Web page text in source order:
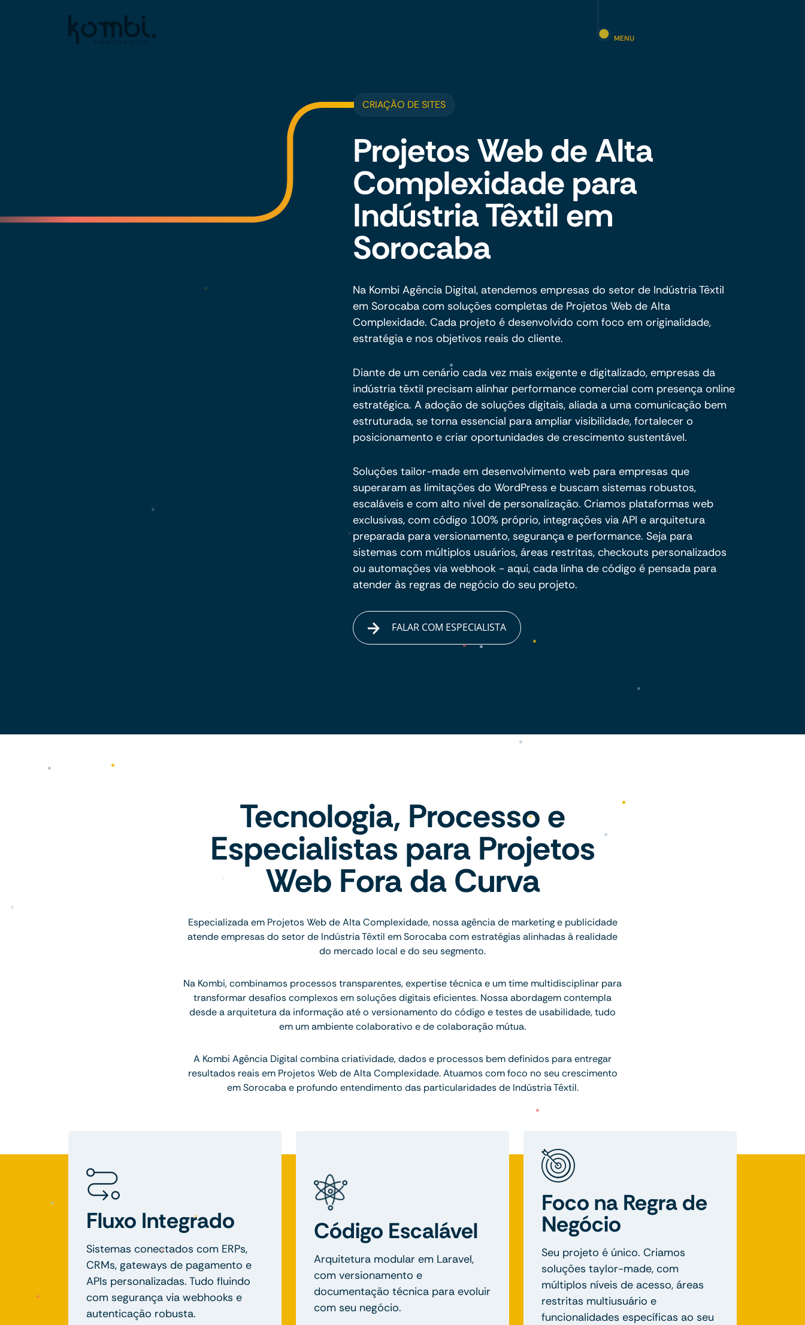
MENU
CRIAÇÃO DE SITES
Projetos Web de Alta
Complexidade para
Indústria Têxtil em
Sorocaba
Na Kombi Agência Digital, atendemos empresas do setor de Indústria Têxtil
em Sorocaba com soluções completas de Projetos Web de Alta
Complexidade. Cada projeto é desenvolvido com foco em originalidade,
estratégia e nos objetivos reais do cliente.
Diante de um cenário cada vez mais exigente e digitalizado, empresas da
indústria têxtil precisam alinhar performance comercial com presença online
estratégica. A adoção de soluções digitais, aliada a uma comunicação bem
estruturada, se torna essencial para ampliar visibilidade, fortalecer o
posicionamento e criar oportunidades de crescimento sustentável.
Soluções tailor-made em desenvolvimento web para empresas que
superaram as limitações do WordPress e buscam sistemas robustos,
escaláveis e com alto nível de personalização. Criamos plataformas web
exclusivas, com código 100% próprio, integrações via API e arquitetura
preparada para versionamento, segurança e performance. Seja para
sistemas com múltiplos usuários, áreas restritas, checkouts personalizados
ou automações via webhook - aqui, cada linha de código é pensada para
atender às regras de negócio do seu projeto.
FALAR COM ESPECIALISTA
Tecnologia, Processo e
Especialistas para Projetos
Web Fora da Curva
Especializada em Projetos Web de Alta Complexidade, nossa agência de marketing e publicidade
atende empresas do setor de Indústria Têxtil em Sorocaba com estratégias alinhadas à realidade
do mercado local e do seu segmento.
Na Kombi, combinamos processos transparentes, expertise técnica e um time multidisciplinar para
transformar desafios complexos em soluções digitais eficientes. Nossa abordagem contempla
desde a arquitetura da informação até o versionamento do código e testes de usabilidade, tudo
em um ambiente colaborativo e de colaboração mútua.
A Kombi Agência Digital combina criatividade, dados e processos bem definidos para entregar
resultados reais em Projetos Web de Alta Complexidade. Atuamos com foco no seu crescimento
em Sorocaba e profundo entendimento das particularidades de Indústria Têxtil.
Fluxo Integrado
Sistemas conectados com ERPs,
CRMs, gateways de pagamento e
APIs personalizadas. Tudo fluindo
com segurança via webhooks e
autenticação robusta.
Código Escalável
Arquitetura modular em Laravel,
com versionamento e
documentação técnica para evoluir
com seu negócio.
Foco na Regra de
Negócio
Seu projeto é único. Criamos
soluções taylor-made, com
múltiplos níveis de acesso, áreas
restritas multiusuário e
funcionalidades específicas ao seu